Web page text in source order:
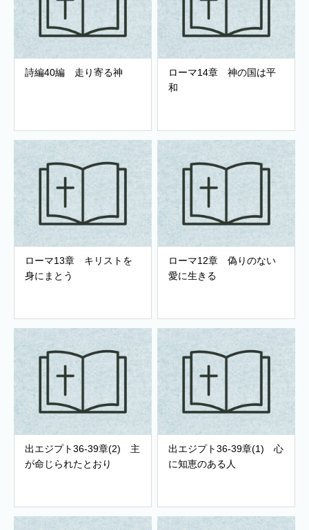
詩編40編 走り寄る神
ローマ14章 神の国は平
和
ローマ13章 キリストを
身にまとう
ローマ12章 偽りのない
愛に生きる
出エジプト36-39章(2) 主
が命じられたとおり
出エジプト36-39章(1) 心
に知恵のある人